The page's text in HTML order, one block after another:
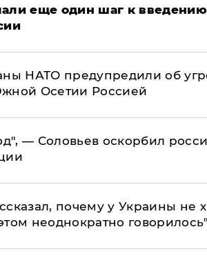
еще один шаг к
НАТО предупредили об
Осетии Россией
— Соловьев оскорбил
почему у Украины не
неоднократно говорилось"